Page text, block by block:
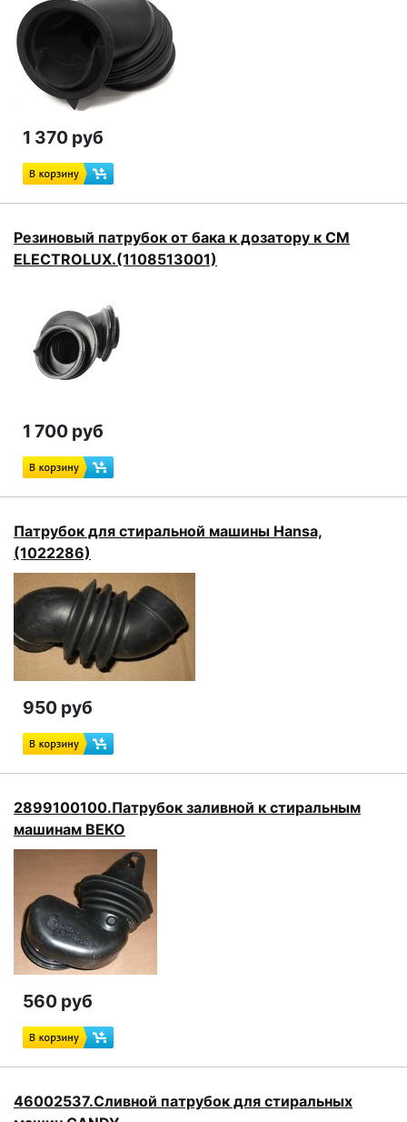
1 370 руб
Резиновый патрубок от бака к дозатору к СМ
ELECTROLUX.(1108513001)
1 700 руб
Патрубок для стиральной машины Hansa,
(1022286)
950 руб
2899100100.Патрубок заливной к стиральным
машинам BEKO
560 руб
46002537.Сливной патрубок для стиральных